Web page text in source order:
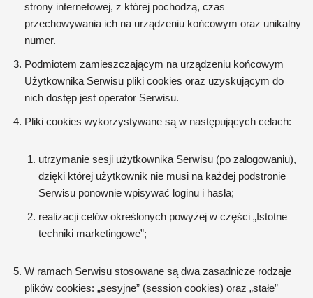
strony internetowej, z której pochodzą, czas
przechowywania ich na urządzeniu końcowym oraz unikalny
numer.
Podmiotem zamieszczającym na urządzeniu końcowym
Użytkownika Serwisu pliki cookies oraz uzyskującym do
nich dostęp jest operator Serwisu.
Pliki cookies wykorzystywane są w następujących celach:
utrzymanie sesji użytkownika Serwisu (po zalogowaniu),
dzięki której użytkownik nie musi na każdej podstronie
Serwisu ponownie wpisywać loginu i hasła;
realizacji celów określonych powyżej w części „Istotne
techniki marketingowe”;
W ramach Serwisu stosowane są dwa zasadnicze rodzaje
plików cookies: „sesyjne” (session cookies) oraz „stałe”